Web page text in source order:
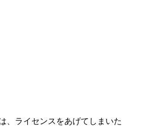
、ライセンスをあげてしまいた